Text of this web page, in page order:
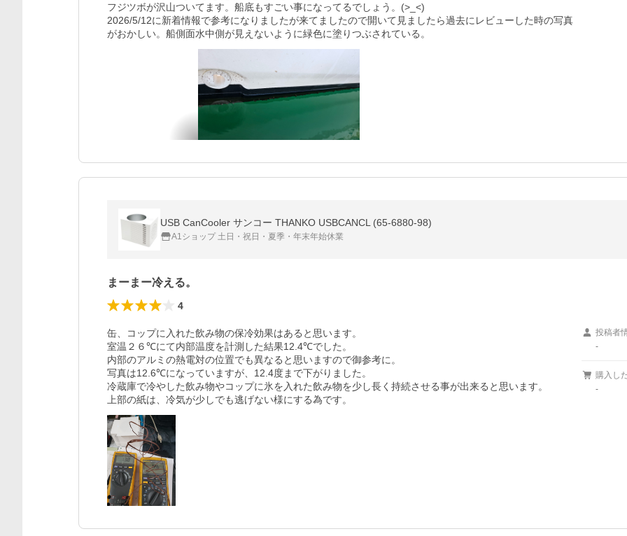
フジツボが沢山ついてます。船底もすごい事になってるでしょう。(>_<)
2026/5/12に新着情報で参考になりましたが来てましたので開いて見ましたら過去にレビューした時の写真
がおかしい。船側面水中側が見えないように緑色に塗りつぶされている。
USB CanCooler サンコー THANKO USBCANCL (65-6880-98)
A1ショップ 土日・祝日・夏季・年末年始休業
まーまー冷える。
4
缶、コップに入れた飲み物の保冷効果はあると思います。
室温２６℃にて内部温度を計測した結果12.4℃でした。
内部のアルミの熱電対の位置でも異なると思いますので御参考に。
写真は12.6℃になっていますが、12.4度まで下がりました。
冷蔵庫で冷やした飲み物やコップに氷を入れた飲み物を少し長く持続させる事が出来ると思います。
上部の紙は、冷気が少しでも逃げない様にする為です。
投稿者
-
購入し
-